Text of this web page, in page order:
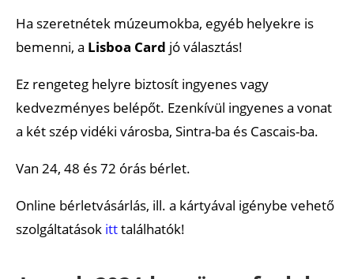
Ha szeretnétek múzeumokba, egyéb helyekre is
bemenni, a Lisboa Card jó választás!
Ez rengeteg helyre biztosít ingyenes vagy
kedvezményes belépőt. Ezenkívül ingyenes a vonat
a két szép vidéki városba, Sintra-ba és Cascais-ba.
Van 24, 48 és 72 órás bérlet.
Online bérletvásárlás, ill. a kártyával igénybe vehető
szolgáltatások itttalálhatók!